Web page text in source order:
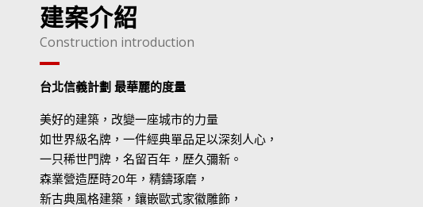
建案介紹
Construction introduction
台北信義計劃 最華麗的度量
美好的建築，改變一座城市的力量
如世界級名牌，一件經典單品足以深刻人心，
一只稀世門牌，名留百年，歷久彌新。
森業營造歷時20年，精鑄琢磨，
新古典風格建築，鑲嵌歐式家徽雕飾，